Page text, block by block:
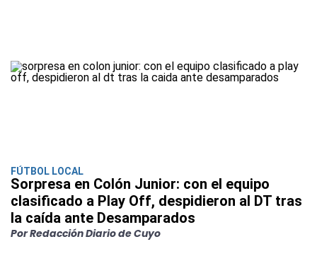
FÚTBOL LOCAL
Sorpresa en Colón Junior: con el equipo
clasificado a Play Off, despidieron al DT tras
la caída ante Desamparados
Por Redacción Diario de Cuyo